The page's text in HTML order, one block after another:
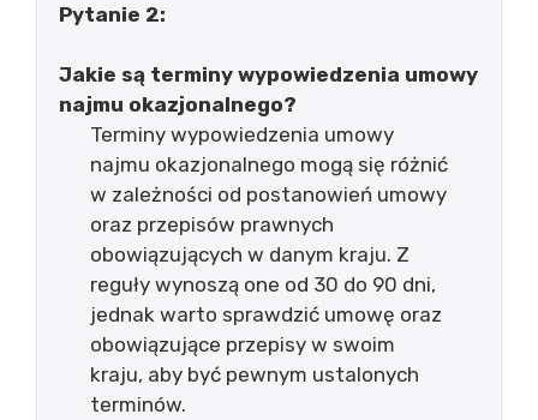
Pytanie 2:
Jakie są terminy wypowiedzenia umowy
najmu okazjonalnego?
Terminy wypowiedzenia umowy
najmu okazjonalnego mogą się różnić
w zależności od postanowień umowy
oraz przepisów prawnych
obowiązujących w danym kraju. Z
reguły wynoszą one od 30 do 90 dni,
jednak warto sprawdzić umowę oraz
obowiązujące przepisy w swoim
kraju, aby być pewnym ustalonych
terminów.